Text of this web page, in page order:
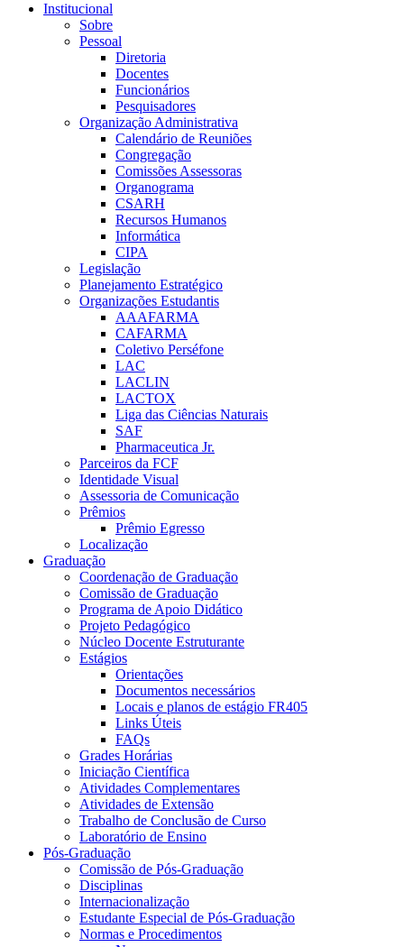
Institucional
Sobre
Pessoal
Diretoria
Docentes
Funcionários
Pesquisadores
Organização Administrativa
Calendário de Reuniões
Congregação
Comissões Assessoras
Organograma
CSARH
Recursos Humanos
Informática
CIPA
Legislação
Planejamento Estratégico
Organizações Estudantis
AAAFARMA
CAFARMA
Coletivo Perséfone
LAC
LACLIN
LACTOX
Liga das Ciências Naturais
SAF
Pharmaceutica Jr.
Parceiros da FCF
Identidade Visual
Assessoria de Comunicação
Prêmios
Prêmio Egresso
Localização
Graduação
Coordenação de Graduação
Comissão de Graduação
Programa de Apoio Didático
Projeto Pedagógico
Núcleo Docente Estruturante
Estágios
Orientações
Documentos necessários
Locais e planos de estágio FR405
Links Úteis
FAQs
Grades Horárias
Iniciação Científica
Atividades Complementares
Atividades de Extensão
Trabalho de Conclusão de Curso
Laboratório de Ensino
Pós-Graduação
Comissão de Pós-Graduação
Disciplinas
Internacionalização
Estudante Especial de Pós-Graduação
Normas e Procedimentos